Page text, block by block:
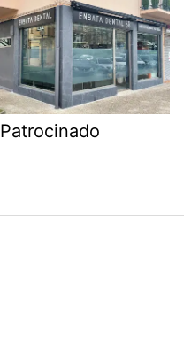
Patrocinado